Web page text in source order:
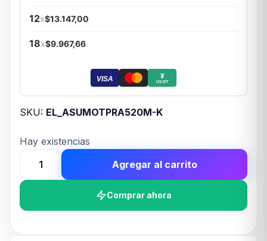
12x$13.147,00
18x$9.967,66
VISA ₮
USDT
SKU: EL_ASUMOTPRA520M-K
Hay existencias
Motherboard
(AM4)
Agregar al carrito
Comprar ahora